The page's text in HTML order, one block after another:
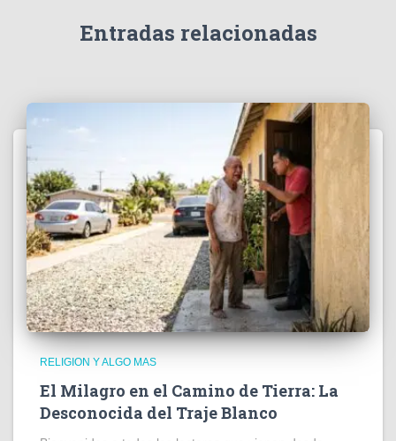
Entradas relacionadas
RELIGION Y ALGO MAS
El Milagro en el Camino de Tierra: La
Desconocida del Traje Blanco